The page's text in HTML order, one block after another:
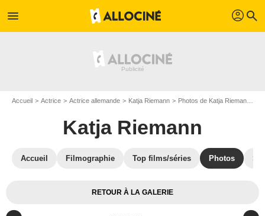
menu profil search
Accueil Actrice Actrice allemande Katja Riemann Photos de Katja Riemann
Katja Riemann
Accueil Filmographie Top films/séries Photos
RETOUR À LA GALERIE